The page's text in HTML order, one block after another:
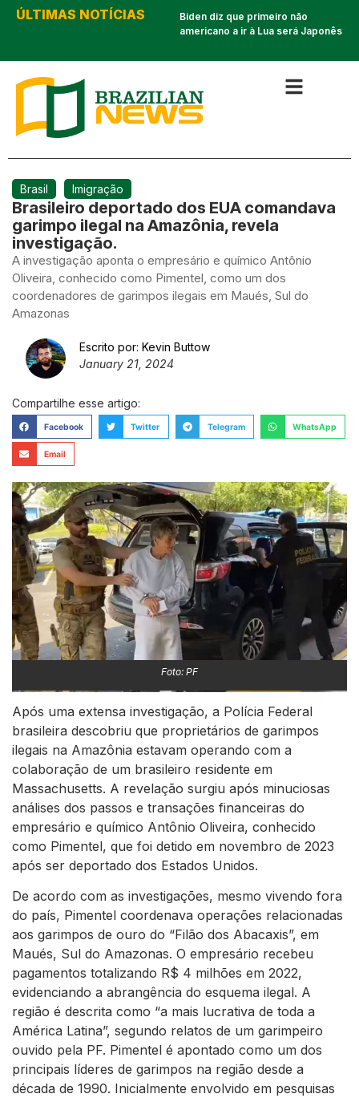
ÚLTIMAS NOTÍCIAS
Inter de Miami é eliminado e
Biden diz que primeiro não
americano a ir à Lua será Japonês
Brasil Imigração
Brasileiro deportado dos EUA comandava
garimpo ilegal na Amazônia, revela
investigação.
A investigação aponta o empresário e químico Antônio
Oliveira, conhecido como Pimentel, como um dos
coordenadores de garimpos ilegais em Maués, Sul do
Amazonas
Escrito por: Kevin Buttow
January 21, 2024
Compartilhe esse artigo:
Facebook Twitter Telegram WhatsApp
Email
Foto: PF
Após uma extensa investigação, a Polícia Federal
brasileira descobriu que proprietários de garimpos
ilegais na Amazônia estavam operando com a
colaboração de um brasileiro residente em
Massachusetts. A revelação surgiu após minuciosas
análises dos passos e transações financeiras do
empresário e químico Antônio Oliveira, conhecido
como Pimentel, que foi detido em novembro de 2023
após ser deportado dos Estados Unidos.
De acordo com as investigações, mesmo vivendo fora
do país, Pimentel coordenava operações relacionadas
aos garimpos de ouro do “Filão dos Abacaxis”, em
Maués, Sul do Amazonas. O empresário recebeu
pagamentos totalizando R$ 4 milhões em 2022,
evidenciando a abrangência do esquema ilegal. A
região é descrita como “a mais lucrativa de toda a
América Latina”, segundo relatos de um garimpeiro
ouvido pela PF. Pimentel é apontado como um dos
principais líderes de garimpos na região desde a
década de 1990. Inicialmente envolvido em pesquisas